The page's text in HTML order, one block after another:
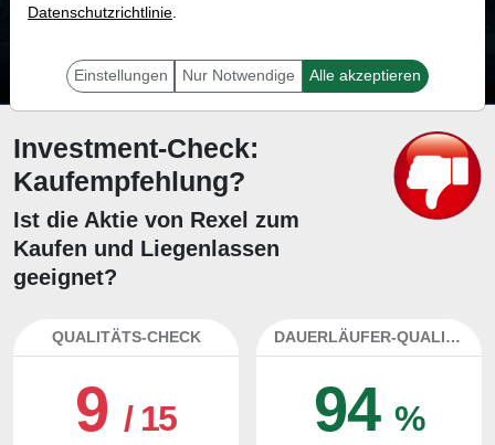
Mit 87.3 % Wahrscheinlichkeit wird selbst der unglücklichst agierende Trader
Investment-Check:
Kaufempfehlung?
Ist die Aktie von Rexel zum
Kaufen und Liegenlassen
geeignet?
QUALITÄTS-CHECK
9/ 15
DAUERLÄUFER-QUALITÄTEN
94%
Datenschutzrichtlinie.
Einstellungen Nur Notwendige Alle akzeptieren